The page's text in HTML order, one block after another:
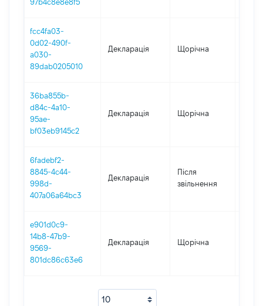
97b4c8e8e8f5
fcc4fa03-
0d02-490f-
a030-
89dab0205010
Декларація Щорічна
36ba855b-
d84c-4a10-
95ae-
bf03eb9145c2
Декларація Щорічна
6fadebf2-
8845-4c44-
998d-
407a06a64bc3
Декларація
Після
звільнення
e901d0c9-
14b8-47b9-
9569-
801dc86c63e6
Декларація Щорічна